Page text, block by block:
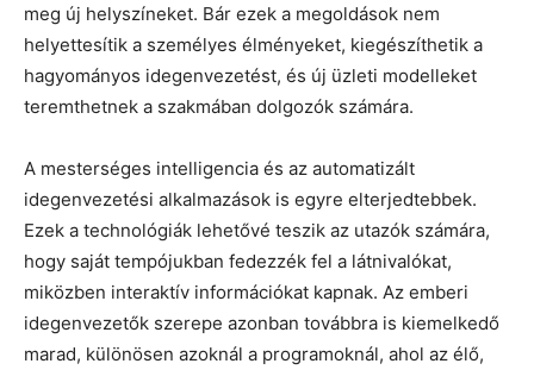
meg új helyszíneket. Bár ezek a megoldások nem
helyettesítik a személyes élményeket, kiegészíthetik a
hagyományos idegenvezetést, és új üzleti modelleket
teremthetnek a szakmában dolgozók számára.
A mesterséges intelligencia és az automatizált
idegenvezetési alkalmazások is egyre elterjedtebbek.
Ezek a technológiák lehetővé teszik az utazók számára,
hogy saját tempójukban fedezzék fel a látnivalókat,
miközben interaktív információkat kapnak. Az emberi
idegenvezetők szerepe azonban továbbra is kiemelkedő
marad, különösen azoknál a programoknál, ahol az élő,